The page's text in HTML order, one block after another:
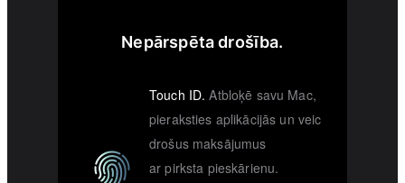
Nepārspēta drošība.
Touch ID. Atbloķē savu Mac,
pieraksties aplikācijās un veic
drošus maksājumus
ar pirksta pieskārienu.